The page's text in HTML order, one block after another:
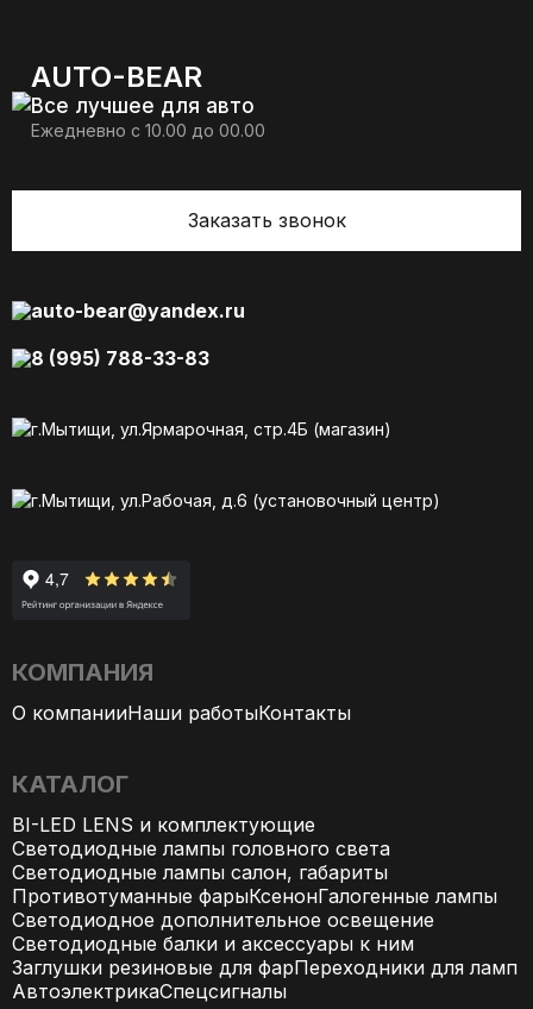
AUTO-BEAR
Все лучшее для авто
Ежедневно с 10.00 до 00.00
Заказать звонок
auto-bear@yandex.ru
8 (995) 788-33-83
г.Мытищи, ул.Ярмарочная, стр.4Б (магазин)
г.Мытищи, ул.Рабочая, д.6 (установочный центр)
КОМПАНИЯ
О компанииНаши работыКонтакты
КАТАЛОГ
BI-LED LENS и комплектующие
Светодиодные лампы головного света
Светодиодные лампы салон, габариты
Противотуманные фарыКсенонГалогенные лампы
Светодиодное дополнительное освещение
Светодиодные балки и аксессуары к ним
Заглушки резиновые для фарПереходники для ламп
АвтоэлектрикаСпецсигналы